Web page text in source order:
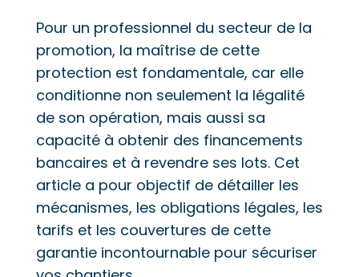
Pour un professionnel du secteur de la
promotion, la maîtrise de cette
protection est fondamentale, car elle
conditionne non seulement la légalité
de son opération, mais aussi sa
capacité à obtenir des financements
bancaires et à revendre ses lots. Cet
article a pour objectif de détailler les
mécanismes, les obligations légales, les
tarifs et les couvertures de cette
garantie incontournable pour sécuriser